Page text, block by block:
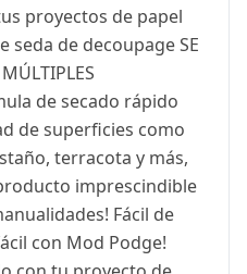
proyectos de papel
seda de decoupage SE
de secado rápido
de superficies como
terracota y más,
imprescindible
Fácil de
con Mod Podge!